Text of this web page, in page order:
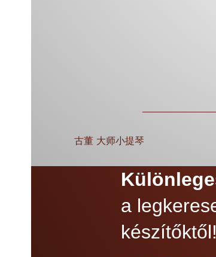
古董 大师小提琴
a
készítőktől!